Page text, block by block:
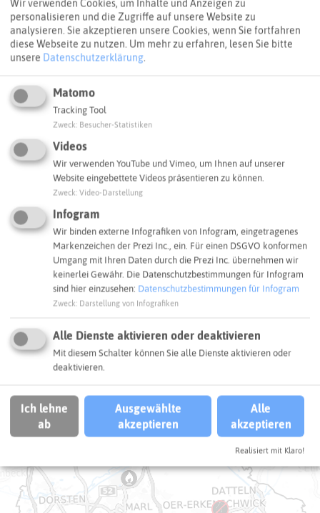
Mit 22 MW liegt die installierte Leistung beiGrubengas
sieben mal so hoch wie bei Klärgas. Ca. 77 GWh Strom
wurden 2023 aus den stillgelegten Schächten gewonnen.
versorgt werden.
Diese Infografik kann nur angezeigt werden, wenn
Sie der Verwendung von "Infogram" zugestimmt
Karte lokale Energieressourcen im Kreis
Recklinghausen
+
−
Wir verwenden Cookies, um Inhalte und Anzeigen zu
personalisieren und die Zugriffe auf unsere Website zu
analysieren. Sie akzeptieren unsere Cookies, wenn Sie fortfahren
diese Webseite zu nutzen. Um mehr zu erfahren, lesen Sie bitte
unsere Datenschutzerklärung.
Matomo
Tracking Tool
Zweck Besucher-Statistiken
Videos
Wir verwenden YouTube und Vimeo, um Ihnen auf unserer
Website eingebettete Videos präsentieren zu können.
Zweck Video-Darstellung
Infogram
Wir binden externe Infografiken von Infogram, eingetragenes
Markenzeichen der Prezi Inc., ein. Für einen DSGVO konformen
Umgang mit Ihren Daten durch die Prezi Inc. übernehmen wir
keinerlei Gewähr. Die Datenschutzbestimmungen für Infogram
sind hier einzusehen: Datenschutzbestimmungen für Infogram
Zweck Darstellung von Infografiken
Alle Dienste aktivieren oder deaktivieren
Mit diesem Schalter können Sie alle Dienste aktivieren oder
deaktivieren.
Ich lehne
ab
Ausgewählte
akzeptieren
Alle
akzeptieren
Realisiert mit Klaro!